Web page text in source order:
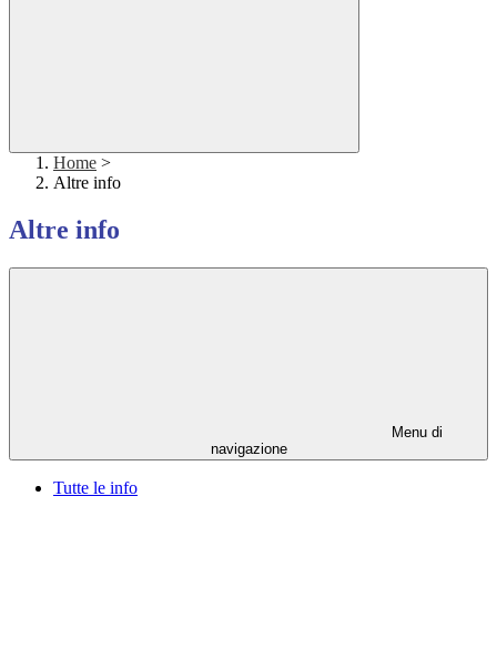
Home >
Altre info
Altre info
Menu di
navigazione
Tutte le info